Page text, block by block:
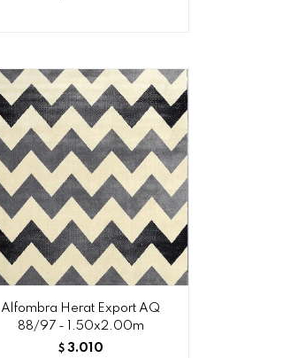
Alfombra Herat Export AQ
88/97 - 1.50x2.00m
$ 3.010